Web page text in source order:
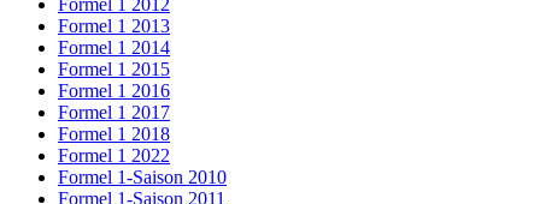
Formel 1 2013
Formel 1 2014
Formel 1 2015
Formel 1 2016
Formel 1 2017
Formel 1 2018
Formel 1 2022
Formel 1-Saison 2010
Formel 1-Saison 2011